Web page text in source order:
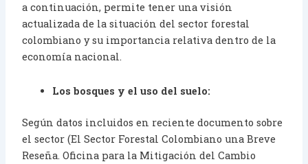
a continuación, permite tener una visión
actualizada de la situación del sector forestal
colombiano y su importancia relativa dentro de la
economía nacional.
Los bosques y el uso del suelo:
Según datos incluidos en reciente documento sobre
el sector (El Sector Forestal Colombiano una Breve
Reseña. Oficina para la Mitigación del Cambio